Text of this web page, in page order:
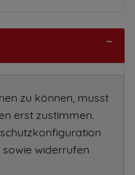
zu können, musst
erst zustimmen.
widerrufen